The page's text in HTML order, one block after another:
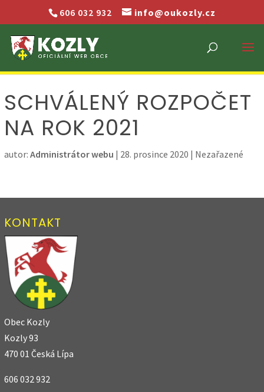
606 032 932 info@oukozly.cz
SCHVÁLENÝ ROZPOČET
NA ROK 2021
autor: Administrátor webu | 28. prosince 2020 | Nezařazené
KONTAKT
Obec Kozly
Kozly 93
470 01 Česká Lípa
606 032 932